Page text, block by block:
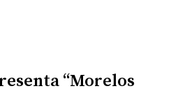
“Morelos